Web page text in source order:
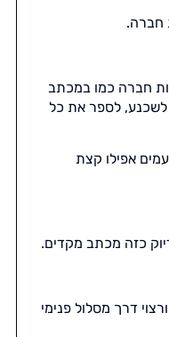
חברה.
חברה כמו במכתב
לשכנע, לספר את כל
אפילו קצת
כזה מכתב מקדים.
דרך מסלול פנימי